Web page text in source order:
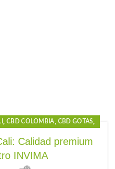
,CBD COLOMBIA, CBD GOTAS,
DORMIR,CBD PRECIO,
,GOTAS DE CANNABIDIOL
Calidad premium
INVIMA